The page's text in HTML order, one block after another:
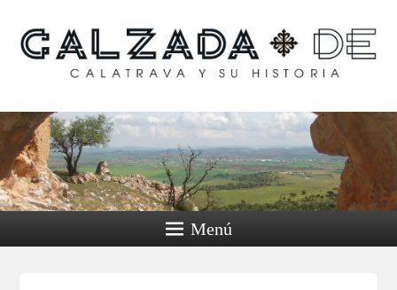
Calzada de Calatrava y
su historia
Menú